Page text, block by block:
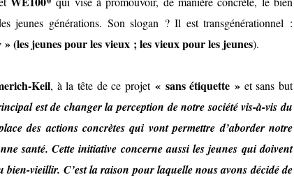
jeunes générations. Son slogan ? Il est transgénérationnel :
»(les jeunes pour les vieux ; les vieux pour les jeunes).
Keil, à la tête de ce projet « sans étiquette »et sans but
est de changer la perception de notre société vis-à-vis du
des actions concrètes qui vont permettre d’aborder notre
santé. Cette initiative concerne aussi les jeunes qui doivent
bien-vieillir. C’est la raison pour laquelle nous avons décidé de